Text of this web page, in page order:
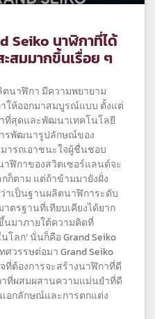
Seiko นาฬิกาที่ได้
สมมากขึ้นเรื่อย ๆ
นาฬิกา มีความพยายาม
ให้ออกมาสมบูรณ์แบบ ตั้งแต่
ที่สุดและพัฒนาเทคโนโลยี
รพัฒนารูปลักษณ์ของ
ารถเอาชนะใจผู้ชื่นชอบ
ฬิกาของสวิตเซอร์แลนด์จะ
ก็ตาม แต่ถ้าข้ามมายังฝั่ง
าเป็นฐานผลิตนาฬิการะดับ
ตรฐานที่เทียบเคียงได้ยาก
นมาภายใต้ความคิดที่
โลก’ นั่นก็คือ Grand Seiko
วรรษต่อมา Grand Seiko
ที่ต้องการจะสร้างนาฬิกาที่ดี
ที่ผสมผสานความแม่นยำที่ดี
อกลักษณ์และการตกแต่ง